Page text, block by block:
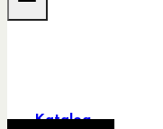
Katalog